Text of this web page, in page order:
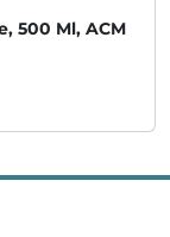
500 Ml, ACM